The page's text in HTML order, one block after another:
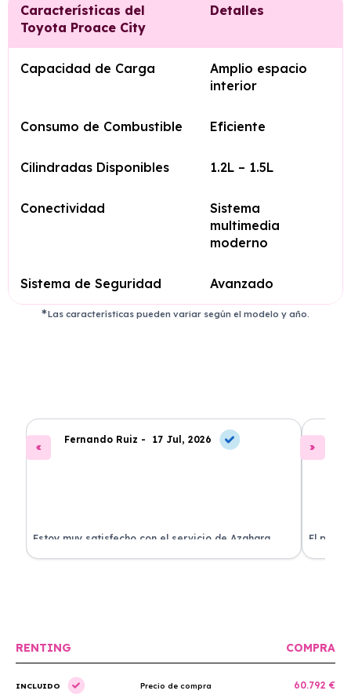
Características del
Toyota Proace City
Detalles
Capacidad de Carga
Amplio espacio
interior
Consumo de Combustible Eficiente
Cilindradas Disponibles 1.2L – 1.5L
Conectividad
Sistema
multimedia
moderno
Sistema de Seguridad Avanzado
Las características pueden variar según el modelo y año.
Fernando Ruiz - 17 Jul, 2026
Estoy muy satisfecho con el servicio de Azahara
Renting. El coche está en perfectas condiciones y el
El
llegó
RENTING COMPRA
INCLUIDO Precio de compra 60.792 €